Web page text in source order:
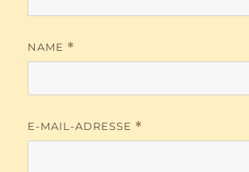
NAME *
E-MAIL-ADRESSE *